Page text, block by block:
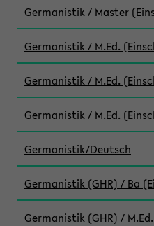
Germanistik / Master
Germanistik / M.Ed.
Germanistik / M.Ed.
Germanistik / M.Ed.
Germanistik/Deutsch
Germanistik (GHR) / Ba
Germanistik (GHR) /